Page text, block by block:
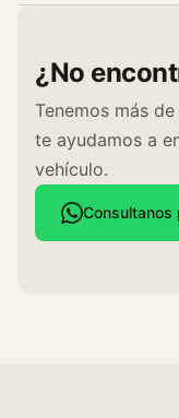
¿No
Tenemos más
te ayudamos a
vehículo.
Consultanos